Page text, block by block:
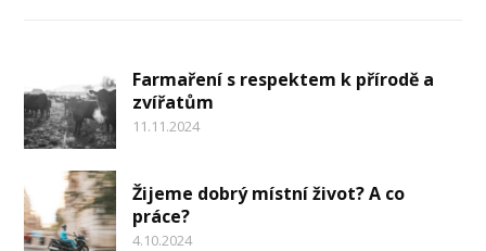
Farmaření s respektem k přírodě a
zvířatům
11.11.2024
Žijeme dobrý místní život? A co
práce?
4.10.2024